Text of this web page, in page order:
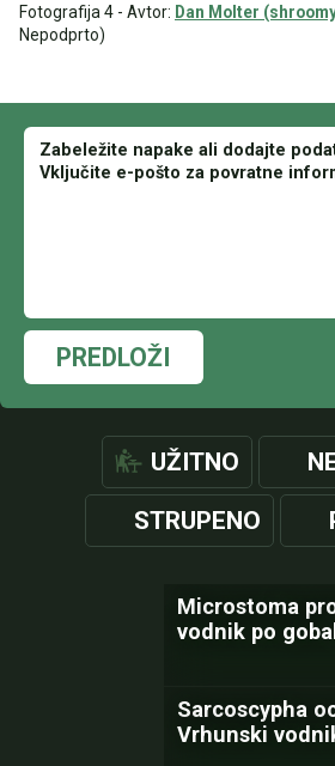
Fotografija 4 - Avtor: Dan Molter
Nepodprto)
PREDLOŽI
UŽITNO
STRUPENO
Microstoma
vodnik po
Sarcoscypha
Vrhunski